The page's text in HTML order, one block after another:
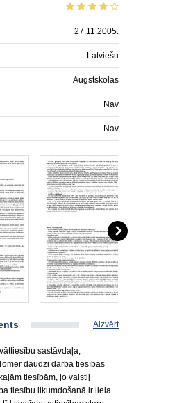
27.11.2005.
Latviešu
Augstskolas
Nav
Nav
Aizvērt
sastāvdaļa,
daudzi darba tiesības
tiesībām, jo valstij
tiesību likumdošanā ir liela